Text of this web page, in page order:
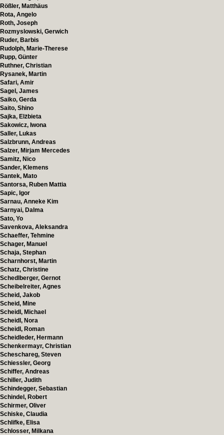
Rößler, Matthäus
Rota, Angelo
Roth, Joseph
Rozmyslowski, Gerwich
Ruder, Barbis
Rudolph, Marie-Therese
Rupp, Günter
Ruthner, Christian
Rysanek, Martin
Safari, Amir
Sagel, James
Saiko, Gerda
Saito, Shino
Sajka, Elżbieta
Sakowicz, Iwona
Saller, Lukas
Salzbrunn, Andreas
Salzer, Mirjam Mercedes
Samitz, Nico
Sander, Klemens
Santek, Mato
Santorsa, Ruben Mattia
Sapic, Igor
Sarnau, Anneke Kim
Sarnyai, Dalma
Sato, Yo
Savenkova, Aleksandra
Schaeffer, Tehmine
Schager, Manuel
Schaja, Stephan
Scharnhorst, Martin
Schatz, Christine
Schedlberger, Gernot
Scheibelreiter, Agnes
Scheid, Jakob
Scheid, Mine
Scheidl, Michael
Scheidl, Nora
Scheidl, Roman
Scheidleder, Hermann
Schenkermayr, Christian
Scheschareg, Steven
Schiessler, Georg
Schiffer, Andreas
Schiller, Judith
Schindegger, Sebastian
Schindel, Robert
Schirmer, Oliver
Schiske, Claudia
Schlifke, Elisa
Schlosser, Milkana